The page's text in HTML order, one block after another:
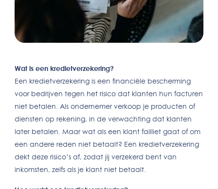
Wat is een kredietverzekering?
Een kredietverzekering is een financiële bescherming
voor bedrijven tegen het risico dat klanten hun facturen
niet betalen. Als ondernemer verkoop je producten of
diensten op rekening, in de verwachting dat klanten
later betalen. Maar wat als een klant failliet gaat of om
een andere reden niet betaalt? Een kredietverzekering
dekt deze risico’s af, zodat jij verzekerd bent van
inkomsten, zelfs als je klant niet betaalt.